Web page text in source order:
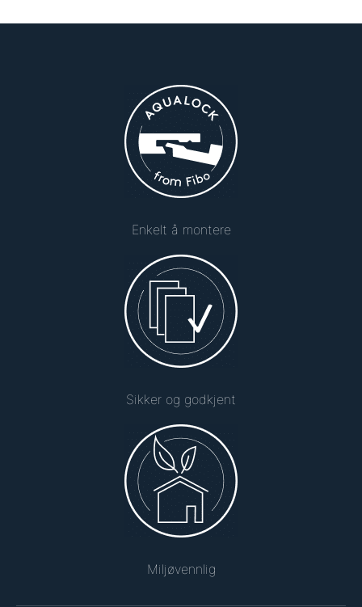
Enkelt å montere
Sikker og godkjent
Miljøvennlig